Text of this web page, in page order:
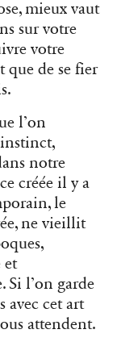
mieux vaut
sur votre
votre
de se fier
l’on
notre
créée il y a
le
ne vieillit
et
l’on garde
avec cet art
attendent.